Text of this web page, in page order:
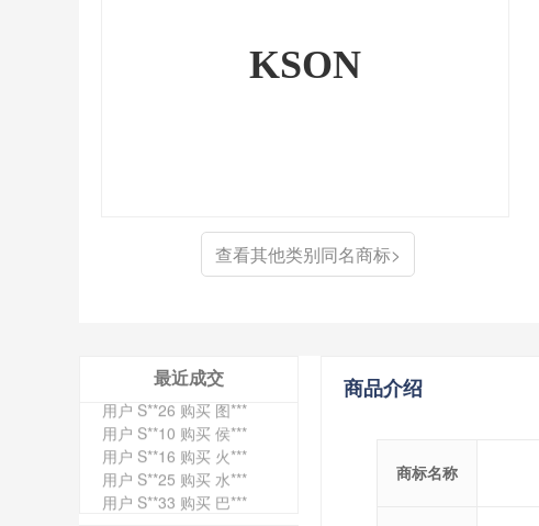
KSON
查看其他类别同名商标>
最近成交
用户 S**5 购买 云***
用户 S**3 购买 K***
用户 S**9 购买 停***
用户 S**14 购买 宅***
用户 S**26 购买 图***
用户 S**10 购买 侯***
用户 S**16 购买 火***
用户 S**25 购买 水***
用户 S**33 购买 巴***
用户 S**80 购买 王***
商品介绍
商标名称